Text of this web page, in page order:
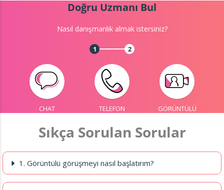
Doğru Uzmanı Bul
Nasıl danışmanlık almak istersiniz?
1 2
CHAT TELEFON GÖRÜNTÜLÜ
Sıkça Sorulan Sorular
1. Görüntülü görüşmeyi nasıl başlatırım?